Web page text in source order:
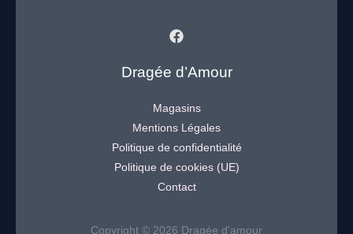
Dragée d’Amour
Magasins
Mentions Légales
Politique de confidentialité
Politique de cookies (UE)
Contact
Copyright © 2026 Dragée d'amour